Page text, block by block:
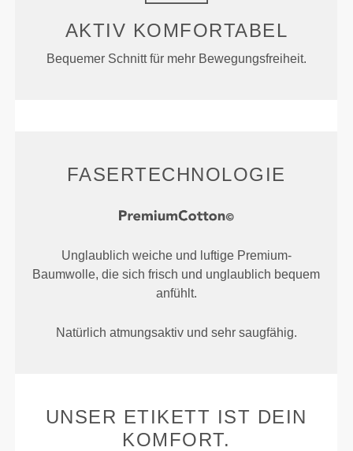
AKTIV KOMFORTABEL
Bequemer Schnitt für mehr Bewegungsfreiheit.
FASERTECHNOLOGIE
Unglaublich weiche und luftige Premium-
Baumwolle, die sich frisch und unglaublich bequem
anfühlt.
Natürlich atmungsaktiv und sehr saugfähig.
UNSER ETIKETT IST DEIN
KOMFORT.